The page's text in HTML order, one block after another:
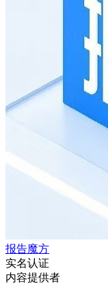
报告魔方
实名认证
内容提供者